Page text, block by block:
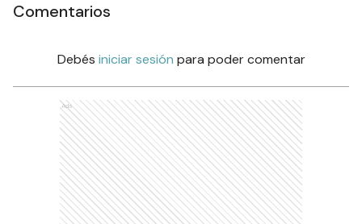
Comentarios
Debés iniciar sesión para poder comentar
Ads